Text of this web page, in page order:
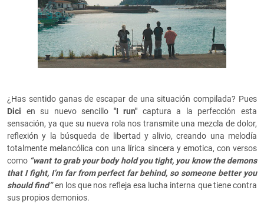
¿Has sentido ganas de escapar de una situación compilada? Pues
Dici en su nuevo sencillo "I run" captura a la perfección esta
sensación, ya que su nueva rola nos transmite una mezcla de dolor,
reflexión y la búsqueda de libertad y alivio, creando una melodía
totalmente melancólica con una lírica sincera y emotica, con versos
como “want to grab your body hold you tight, you know the demons
that I fight, I’m far from perfect far behind, so someone better you
should find”en los que nos refleja esa lucha interna que tiene contra
sus propios demonios.